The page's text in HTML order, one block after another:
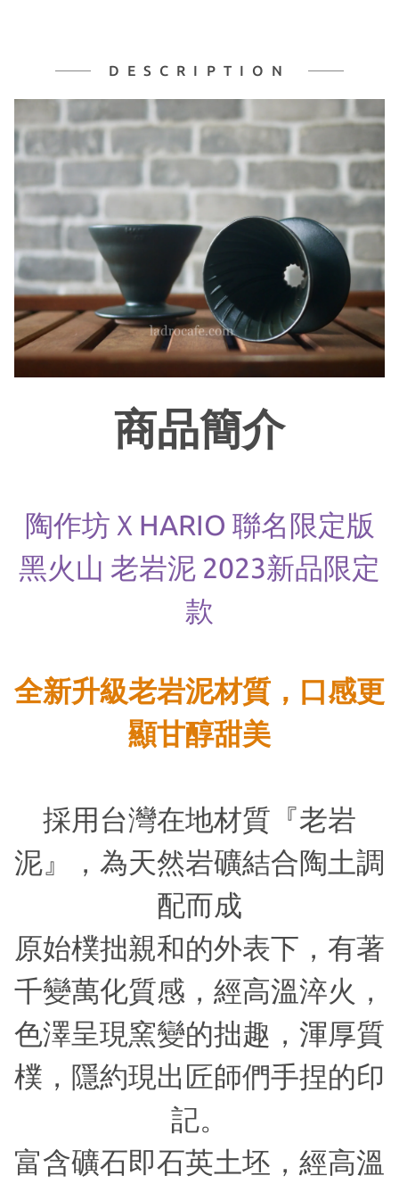
DESCRIPTION
商品簡介
陶作坊ＸHARIO 聯名限定版
黑火山 老岩泥 2023新品限定
款
全新升級老岩泥材質，口感更
顯甘醇甜美
採用台灣在地材質『老岩
泥』，為天然岩礦結合陶土調
配而成
原始樸拙親和的外表下，有著
千變萬化質感，經高溫淬火，
色澤呈現窯變的拙趣，渾厚質
樸，隱約現出匠師們手捏的印
記。
富含礦石即石英土坯，經高溫